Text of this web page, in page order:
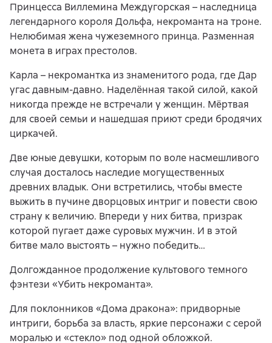
Принцесса Виллемина Междугорская – наследница
легендарного короля Дольфа, некроманта на троне.
Нелюбимая жена чужеземного принца. Разменная
монета в играх престолов.
Карла – некромантка из знаменитого рода, где Дар
угас давным-давно. Наделённая такой силой, какой
никогда прежде не встречали у женщин. Мёртвая
для своей семьи и нашедшая приют среди бродячих
циркачей.
Две юные девушки, которым по воле насмешливого
случая досталось наследие могущественных
древних владык. Они встретились, чтобы вместе
выжить в пучине дворцовых интриг и повести свою
страну к величию. Впереди у них битва, призрак
которой пугает даже суровых мужчин. И в этой
битве мало выстоять – нужно победить…
Долгожданное продолжение культового темного
фэнтези «Убить некроманта».
Для поклонников «Дома дракона»: придворные
интриги, борьба за власть, яркие персонажи с серой
моралью и «стекло» под одной обложкой.